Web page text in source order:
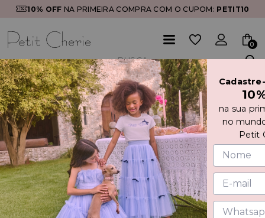
10% OFF NA PRIMEIRA COMPRA COM O CUPOM: PETIT10
0
Início CASACO DE PELE
na sua
no
Petit